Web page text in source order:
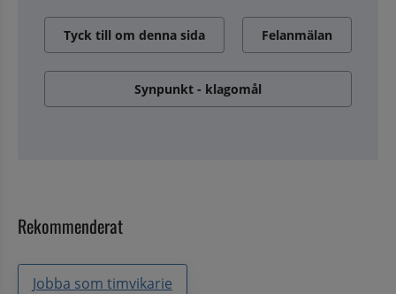
Tyck till om denna sida Felanmälan
Synpunkt - klagomål
Rekommenderat
Jobba som timvikarie